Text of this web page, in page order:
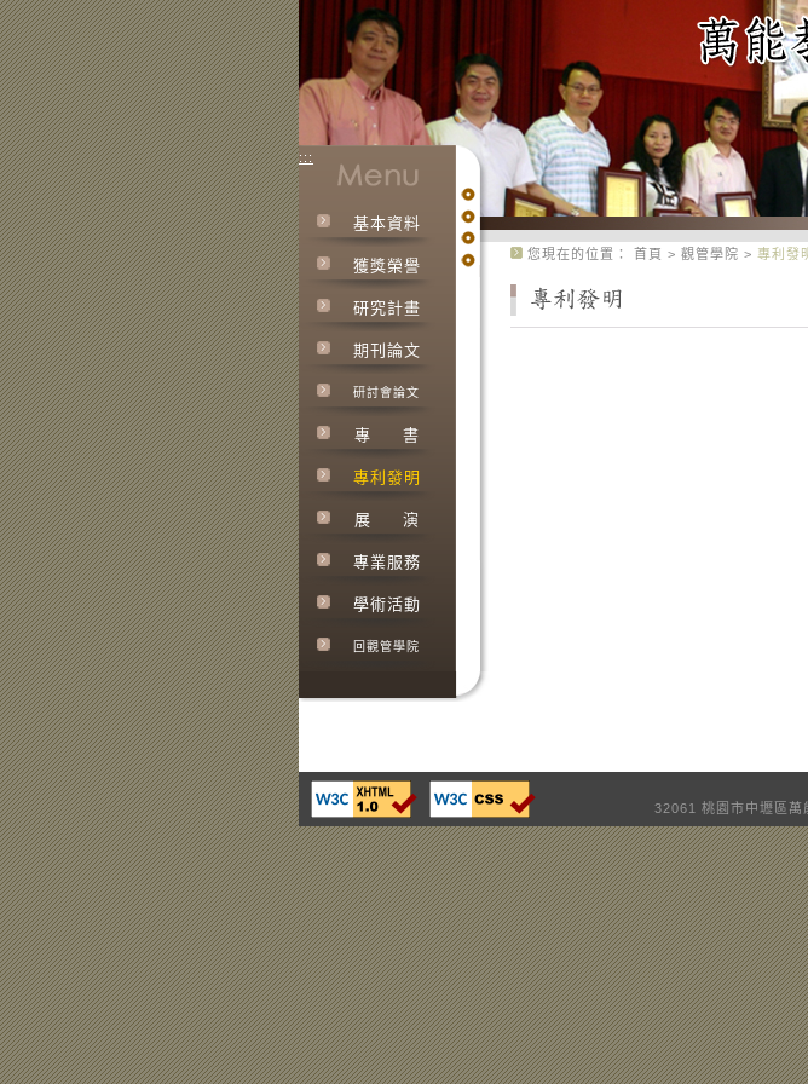
:::
基本資料
獲獎榮譽
研究計畫
期刊論文
研討會論文
專 書
專利發明
展 演
專業服務
學術活動
回觀管學院
您現在的位置： 首頁 > 觀管學院 > 專利發
32061 桃園市中壢區